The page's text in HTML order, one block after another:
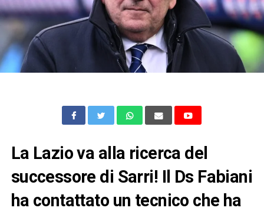
La Lazio va alla ricerca del
successore di Sarri! Il Ds Fabiani
ha contattato un tecnico che ha